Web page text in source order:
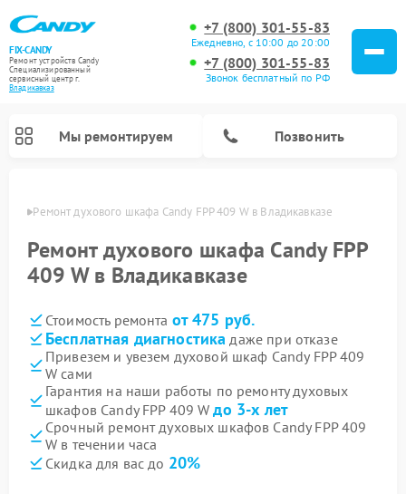
FIX-CANDY
Ремонт устройств Candy
Специализированный
cервисный центр г.
Владикавказ
+7 (800) 301-55-83
Ежедневно, с 10:00 до 20:00
+7 (800) 301-55-83
Звонок бесплатный по РФ
Мы ремонтируем Позвонить
Ремонт духового шкафа Candy FPP 409 W в Владикавказе
Ремонт духового шкафа Candy FPP
409 W в Владикавказе
Стоимость ремонта от 475 руб.
Бесплатная диагностика даже при отказе
Привезем и увезем духовой шкаф Candy FPP 409
W сами
Гарантия на наши работы по ремонту духовых
шкафов Candy FPP 409 Wдо 3-х лет
Срочный ремонт духовых шкафов Candy FPP 409
W в течении часа
Скидка для вас до 20%